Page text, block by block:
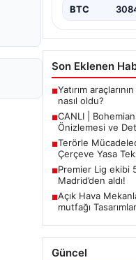
BTC
Son Eklenen
■Yatırım
nasıl oldu?
■CANLI |
Önizlemesi ve
■Terörle
Çerçeve Yasa
■Premier Lig ekibi
Madrid’den aldı!
■Açık Hava
mutfağı
Güncel